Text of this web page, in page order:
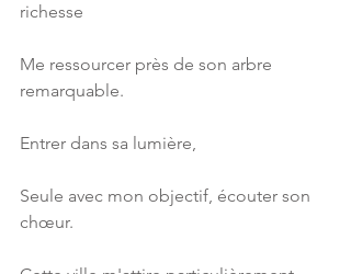
richesse
Me ressourcer près de son arbre
remarquable.
Entrer dans sa lumière,
Seule avec mon objectif, écouter son
chœur.